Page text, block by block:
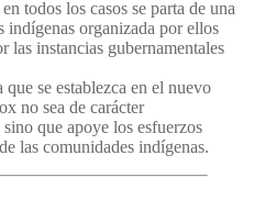
todos los casos se parta de una
indígenas organizada por ellos
las instancias gubernamentales
se establezca en el nuevo
no sea de carácter
sino que apoye los esfuerzos
las comunidades indígenas.